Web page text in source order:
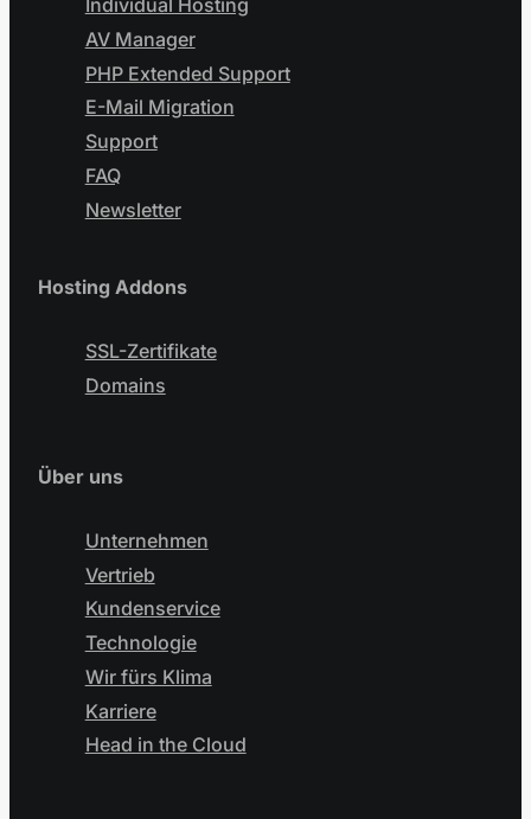
Individual Hosting
AV Manager
PHP Extended Support
E-Mail Migration
Support
FAQ
Newsletter
Hosting Addons
SSL-Zertifikate
Domains
Über uns
Unternehmen
Vertrieb
Kundenservice
Technologie
Wir fürs Klima
Karriere
Head in the Cloud